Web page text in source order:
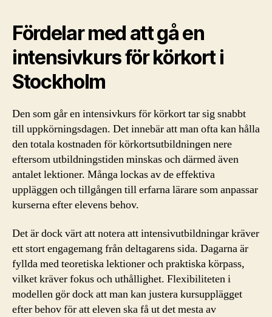
Fördelar med att gå en
intensivkurs för körkort i
Stockholm
Den som går en intensivkurs för körkort tar sig snabbt
till uppkörningsdagen. Det innebär att man ofta kan hålla
den totala kostnaden för körkortsutbildningen nere
eftersom utbildningstiden minskas och därmed även
antalet lektioner. Många lockas av de effektiva
uppläggen och tillgången till erfarna lärare som anpassar
kurserna efter elevens behov.
Det är dock värt att notera att intensivutbildningar kräver
ett stort engagemang från deltagarens sida. Dagarna är
fyllda med teoretiska lektioner och praktiska körpass,
vilket kräver fokus och uthållighet. Flexibiliteten i
modellen gör dock att man kan justera kursupplägget
efter behov för att eleven ska få ut det mesta av